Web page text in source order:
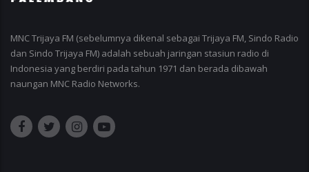
MNC Trijaya FM (sebelumnya dikenal sebagai Trijaya FM, Sindo Radio
dan Sindo Trijaya FM) adalah sebuah jaringan stasiun radio di
Indonesia yang berdiri pada tahun 1971 dan berada dibawah
naungan MNC Radio Networks.